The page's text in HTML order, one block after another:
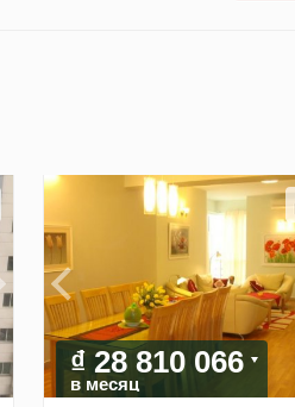
₫ 28 810 066
в месяц